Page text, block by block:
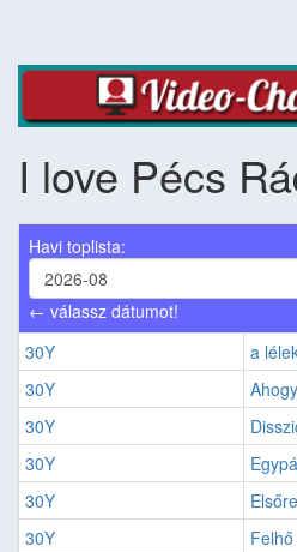
I love Pécs
Havi toplista:
← válassz dátumot!
30Y
a
30Y
30Y
30Y
30Y
Elsőre
30Y
Felhő